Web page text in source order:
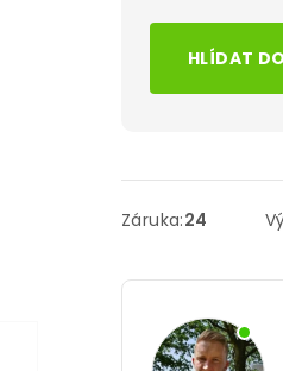
HLÍDAT
Záruka:24